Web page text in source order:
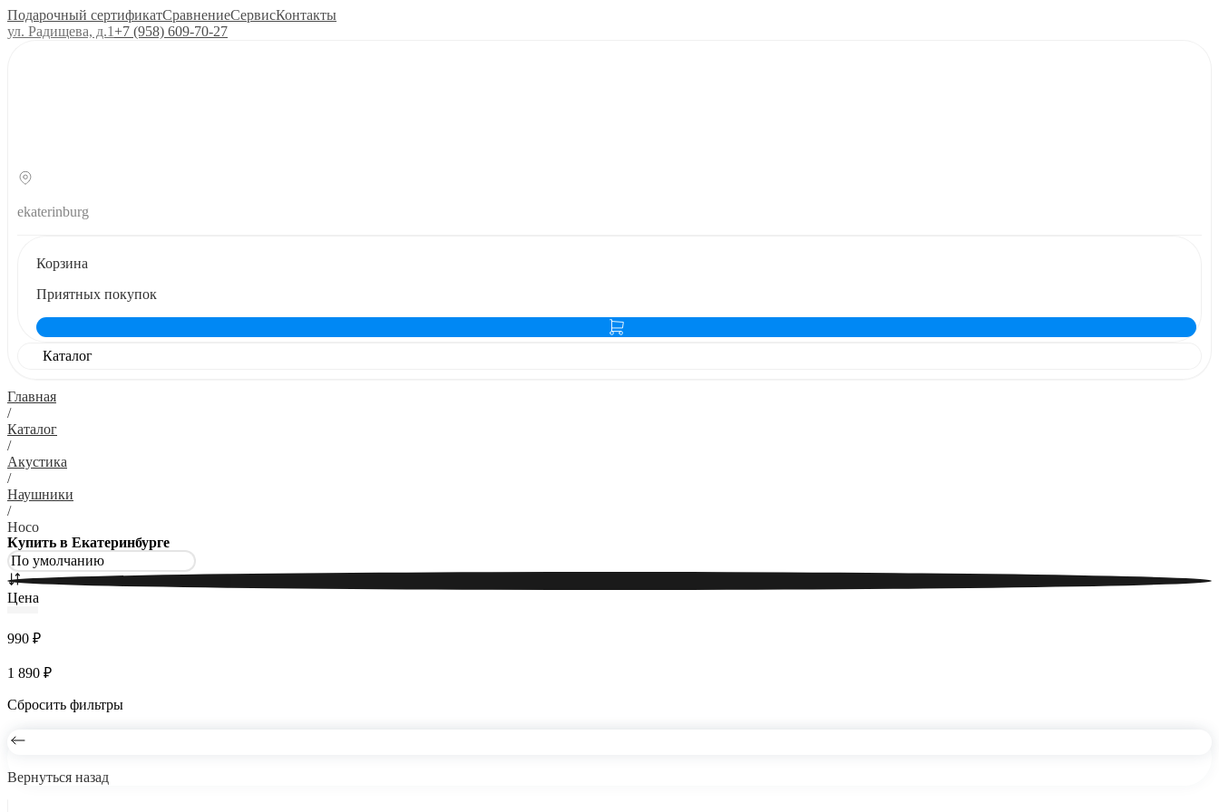
Подарочный сертификатСравнениеСервисКонтакты
ул. Радищева, д.1+7 (958) 609‑70‑27
ekaterinburg
Корзина
Приятных покупок
Каталог
Главная
/
Каталог
/
Акустика
/
Наушники
/
Hoco
Купить в Екатеринбурге
Цена
990 ₽
1 890 ₽
Сбросить фильтры
Вернуться назад